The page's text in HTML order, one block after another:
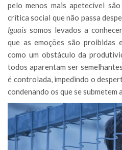
pelo menos mais apetecível
crítica social que não passa
Iguais somos levados a
que as emoções são proibidas
como um obstáculo da
todos aparentam ser
é controlada, impedindo o
condenando os que se submetem